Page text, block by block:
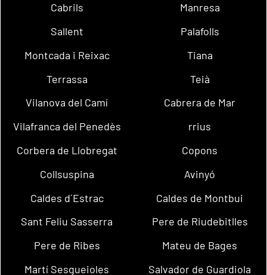
Cabrils
Manresa
Sallent
Palafolls
Montcada i Reixac
Tiana
Terrassa
Teià
Vilanova del Camí
Cabrera de Mar
Vilafranca del Penedès
rrius
Corbera de Llobregat
Copons
Collsuspina
Avinyó
Caldes d´Estrac
Caldes de Montbui
Sant Feliu Sasserra
Pere de Riudebitlles
Pere de Ribes
Mateu de Bages
Martí Sesgueioles
Salvador de Guardiola